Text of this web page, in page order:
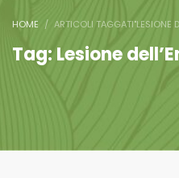
HOME ARTICOLI TAGGATI"LESIONE
Tag: Lesione